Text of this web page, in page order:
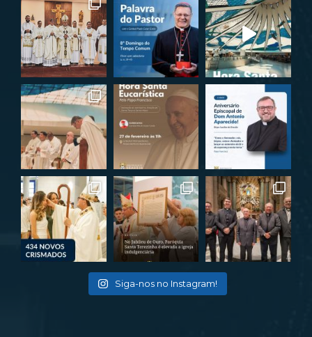
Siga-nos no Instagram!